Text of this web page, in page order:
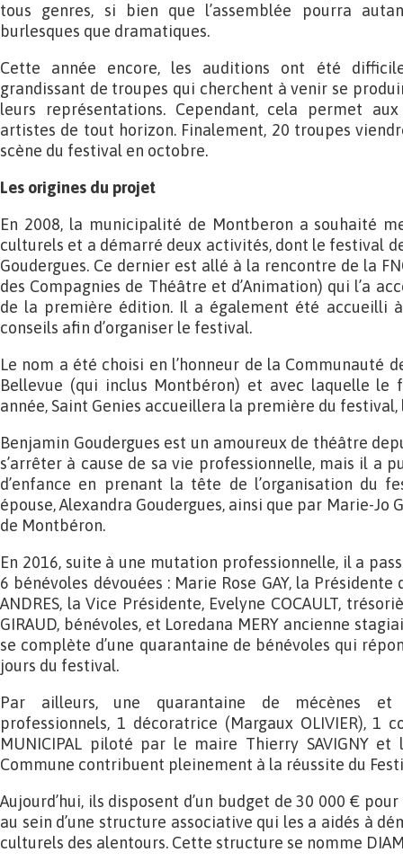
tous genres, si bien que l’assemblée pourra
burlesques que dramatiques.
Cette année encore, les auditions ont été
grandissant de troupes qui cherchent à venir se
leurs représentations. Cependant, cela permet
artistes de tout horizon. Finalement, 20 troupes
scène du festival en octobre.
Les origines du projet
En 2008, la municipalité de Montberon a souhaité
culturels et a démarré deux activités, dont le festival
Goudergues. Ce dernier est allé à la rencontre de la
des Compagnies de Théâtre et d’Animation) qui l’a
de la première édition. Il a également été accueilli
conseils afin d’organiser le festival.
Le nom a été choisi en l’honneur de la Communauté
Bellevue (qui inclus Montbéron) et avec laquelle
année, Saint Genies accueillera la première du festival,
Benjamin Goudergues est un amoureux de théâtre
s’arrêter à cause de sa vie professionnelle, mais il a
d’enfance en prenant la tête de l’organisation du
épouse, Alexandra Goudergues, ainsi que par Marie-Jo
de Montbéron.
En 2016, suite à une mutation professionnelle, il a
6 bénévoles dévouées : Marie Rose GAY, la Présidente
ANDRES, la Vice Présidente, Evelyne COCAULT,
GIRAUD, bénévoles, et Loredana MERY ancienne
se complète d’une quarantaine de bénévoles qui
jours du festival.
Par ailleurs, une quarantaine de mécènes et
professionnels, 1 décoratrice (Margaux OLIVIER), 1
MUNICIPAL piloté par le maire Thierry SAVIGNY
Commune contribuent pleinement à la réussite du
Aujourd’hui, ils disposent d’un budget de 30 000 €
au sein d’une structure associative qui les a aidés à
culturels des alentours. Cette structure se nomme